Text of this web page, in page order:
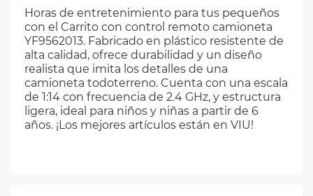
Horas de entretenimiento para tus pequeños
con el Carrito con control remoto camioneta
YF9562013. Fabricado en plástico resistente de
alta calidad, ofrece durabilidad y un diseño
realista que imita los detalles de una
camioneta todoterreno. Cuenta con una escala
de 1:14 con frecuencia de 2.4 GHz, y estructura
ligera, ideal para niños y niñas a partir de 6
años. ¡Los mejores artículos están en VIU!